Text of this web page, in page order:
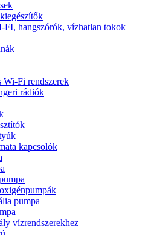
FI, hangszórók, vízhatlan tokok
Wi-Fi rendszerek
rádiók
kapcsolók
pumpa
vízrendszerekhez